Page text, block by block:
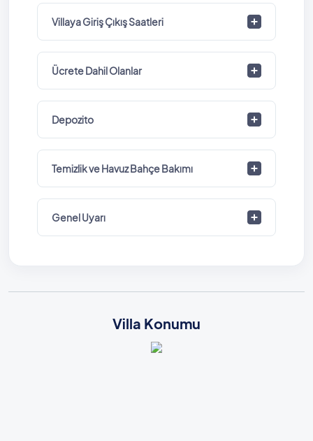
Villaya Giriş Çıkış Saatleri
Ücrete Dahil Olanlar
Depozito
Temizlik ve Havuz Bahçe Bakımı
Genel Uyarı
Villa Konumu